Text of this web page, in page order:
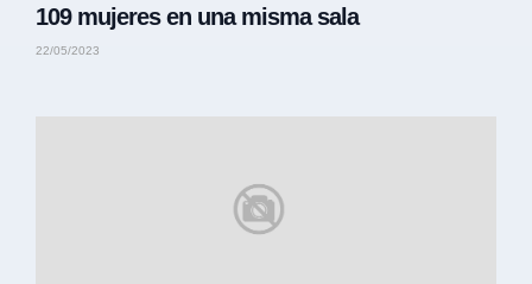
109 mujeres en una misma sala
22/05/2023